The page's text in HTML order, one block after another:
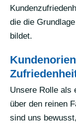
die die
bildet.
Unsere Rolle als
über den reinen
sind uns